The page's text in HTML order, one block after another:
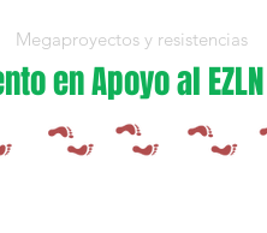
Megaproyectos y resistencias
en Apoyo al EZLN